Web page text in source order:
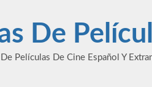
De
Películas De Cine Español Y